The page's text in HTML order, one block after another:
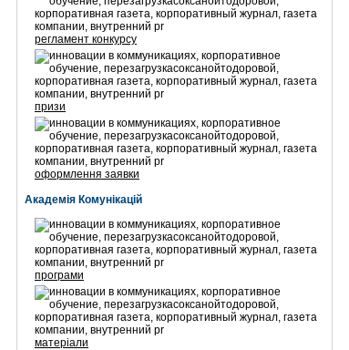
регламент конкурсу
призи
оформлення заявки
Академія Комунікацій
програми
матеріали